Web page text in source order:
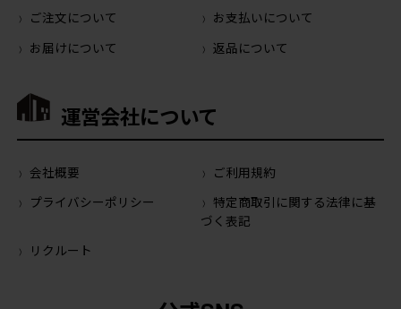
ご注文について
お支払いについて
お届けについて
返品について
運営会社について
会社概要
ご利用規約
プライバシーポリシー
特定商取引に関する法律に基
づく表記
リクルート